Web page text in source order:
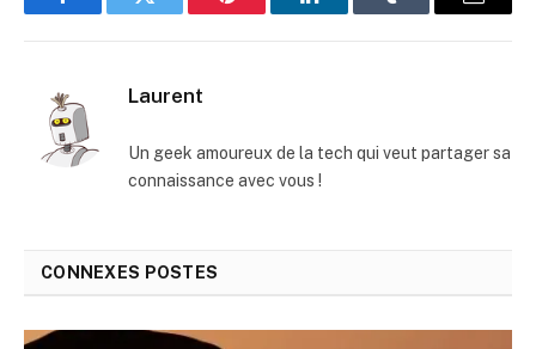
FacebookTwitter Pinterest LinkedInTumblr
E-
Laurent
Un geek amoureux de la tech qui veut partager sa
connaissance avec vous !
CONNEXES POSTES